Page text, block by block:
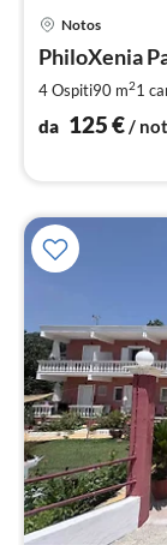
Notos
PhiloXenia
4 Ospiti90 m21
da 125€/